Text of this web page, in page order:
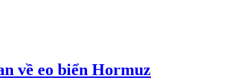
về eo biển Hormuz